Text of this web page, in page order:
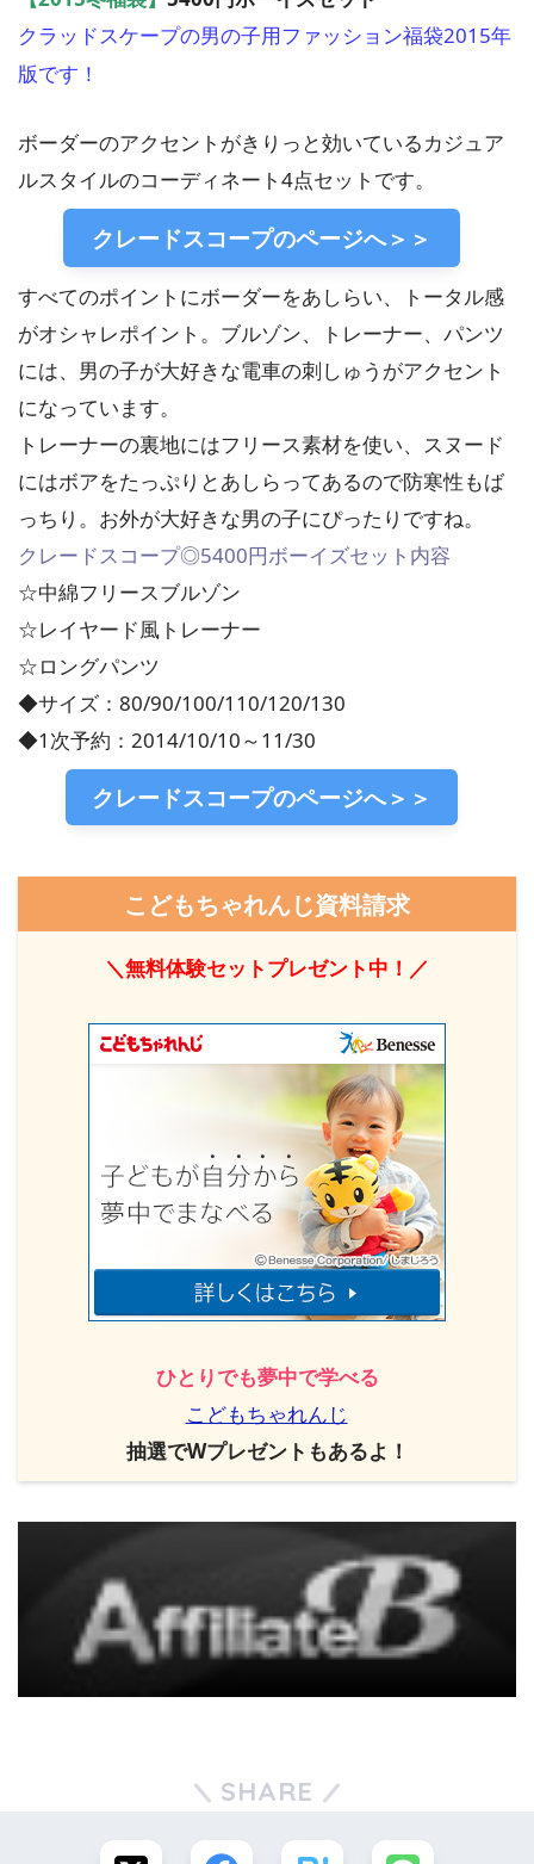
クラッドスケープの男の子用ファッション福袋2015年
版です！
ボーダーのアクセントがきりっと効いているカジュア
ルスタイルのコーディネート4点セットです。
クレードスコープのページへ＞＞
すべてのポイントにボーダーをあしらい、トータル感
がオシャレポイント。ブルゾン、トレーナー、パンツ
には、男の子が大好きな電車の刺しゅうがアクセント
になっています。
トレーナーの裏地にはフリース素材を使い、スヌード
にはボアをたっぷりとあしらってあるので防寒性もば
っちり。お外が大好きな男の子にぴったりですね。
クレードスコープ◎5400円ボーイズセット内容
☆中綿フリースブルゾン
☆レイヤード風トレーナー
☆ロングパンツ
◆サイズ：80/90/100/110/120/130
◆1次予約：2014/10/10～11/30
クレードスコープのページへ＞＞
こどもちゃれんじ資料請求
＼無料体験セットプレゼント中！／
ひとりでも夢中で学べる
こどもちゃれんじ
抽選でWプレゼントもあるよ！
SHARE